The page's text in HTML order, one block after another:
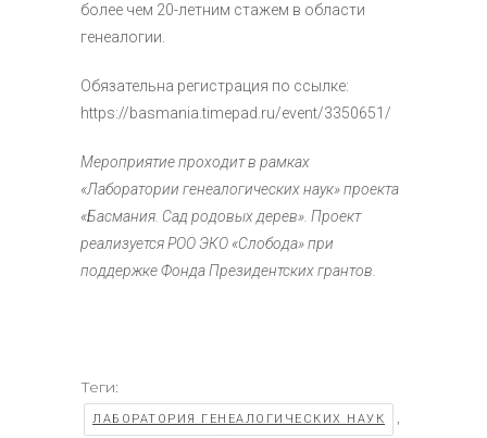
более чем 20-летним стажем в области
генеалогии.
Обязательна регистрация по ссылке:
https://basmania.timepad.ru/event/3350651/
Мероприятие проходит в рамках
«Лаборатории генеалогических наук» проекта
«Басмания. Сад родовых дерев». Проект
реализуется РОО ЭКО «Слобода» при
поддержке Фонда Президентских грантов.
Теги:
ЛАБОРАТОРИЯ ГЕНЕАЛОГИЧЕСКИХ НАУК ,